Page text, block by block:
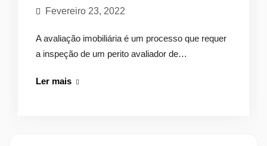
Fevereiro 23, 2022
A avaliação imobiliária é um processo que requer
a inspeção de um perito avaliador de…
Ler maisAvaliação